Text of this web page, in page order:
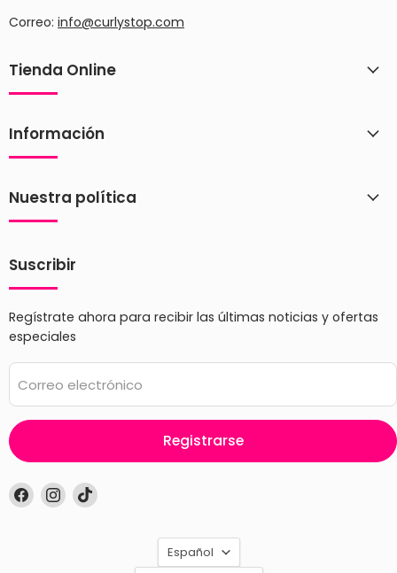
Correo: info@curlystop.com
Tienda Online
Información
Nuestra política
Suscribir
Regístrate ahora para recibir las últimas noticias y ofertas
especiales
Correo electrónico
Registrarse
Encuéntrenos
en
Encuéntrenos
en
Encuéntrenos
Idioma
Español